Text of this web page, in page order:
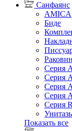
Санфаянс
AMICA
Биде
Серия
Серия
Серия
Серия
Серия
Показать все